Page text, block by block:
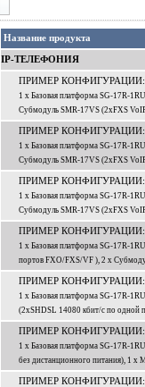
Название продукта
IP-ТЕЛЕФОНИЯ
ПРИМЕР КОНФИГУРАЦИИ:
1 x Базовая платформа SG-17R-
Субмодуль SMR-17VS (2xFXS
ПРИМЕР КОНФИГУРАЦИИ:
1 x Базовая платформа SG-17R-
Субмодуль SMR-17VS (2xFXS
ПРИМЕР КОНФИГУРАЦИИ:
1 x Базовая платформа SG-17R-
Субмодуль SMR-17VS (2xFXS
ПРИМЕР КОНФИГУРАЦИИ:
1 x Базовая платформа SG-17R-
портов FXO/FXS/VF ), 2 x
ПРИМЕР КОНФИГУРАЦИИ:
1 x Базовая платформа SG-17R-
(2xSHDSL 14080 кбит/c по одной
ПРИМЕР КОНФИГУРАЦИИ:
1 x Базовая платформа SG-17R-
без дистанционного питания), 1
ПРИМЕР КОНФИГУРАЦИИ: